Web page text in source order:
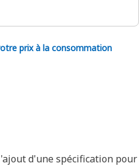
prix à la consommation
d'une spécification pour